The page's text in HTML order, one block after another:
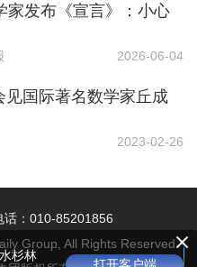
家发布《宣言》：小心
2026-06-04
见国际著名数学家丘成
2023-02-26
话：010-85201856
Group, All Rights Reserved
杉林